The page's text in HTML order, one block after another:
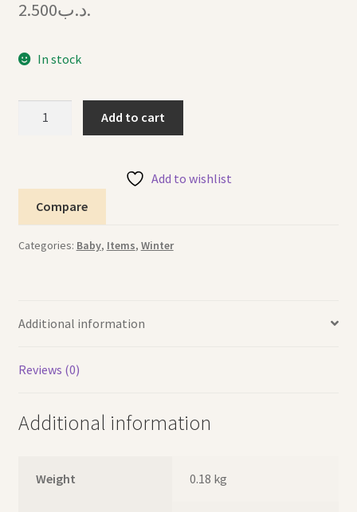
.د.ب2.500
In stock
شتوية
بيضاء
quantity
Add to cart
Add to wishlist
Compare
Categories: Baby, Items, Winter
Additional information
Reviews (0)
Additional information
Weight 0.18 kg